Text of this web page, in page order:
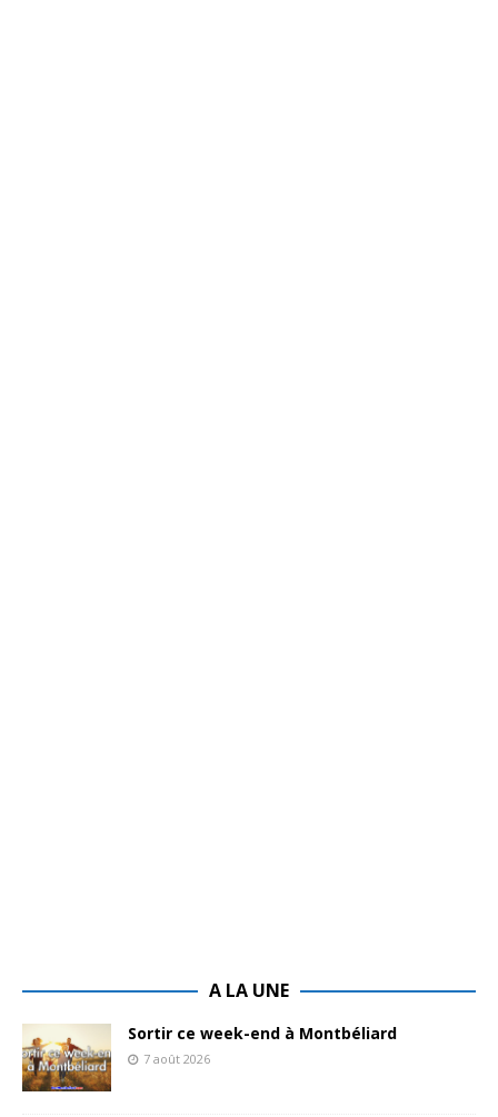
A LA UNE
Sortir ce week-end à Montbéliard
7 août 2026